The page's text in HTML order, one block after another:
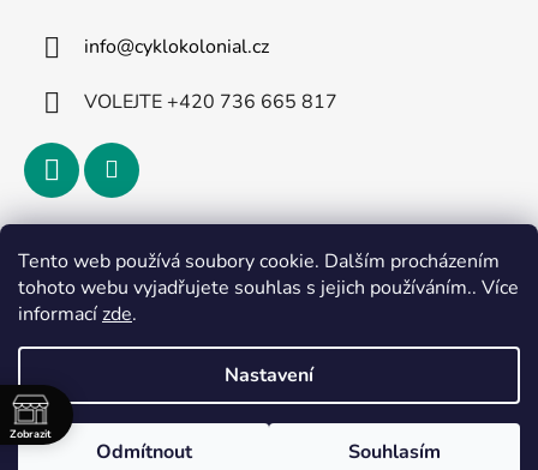
Tento web používá soubory cookie. Dalším procházením
tohoto webu vyjadřujete souhlas s jejich používáním.. Více
informacízde.
Nastavení
Odmítnout Souhlasím
info@cyklokolonial.cz
VOLEJTE +420 736 665 817
Přijímáme online platby
Vytvořil Shoptet
Copyright 2026
. Všechna práva
Zobrazit